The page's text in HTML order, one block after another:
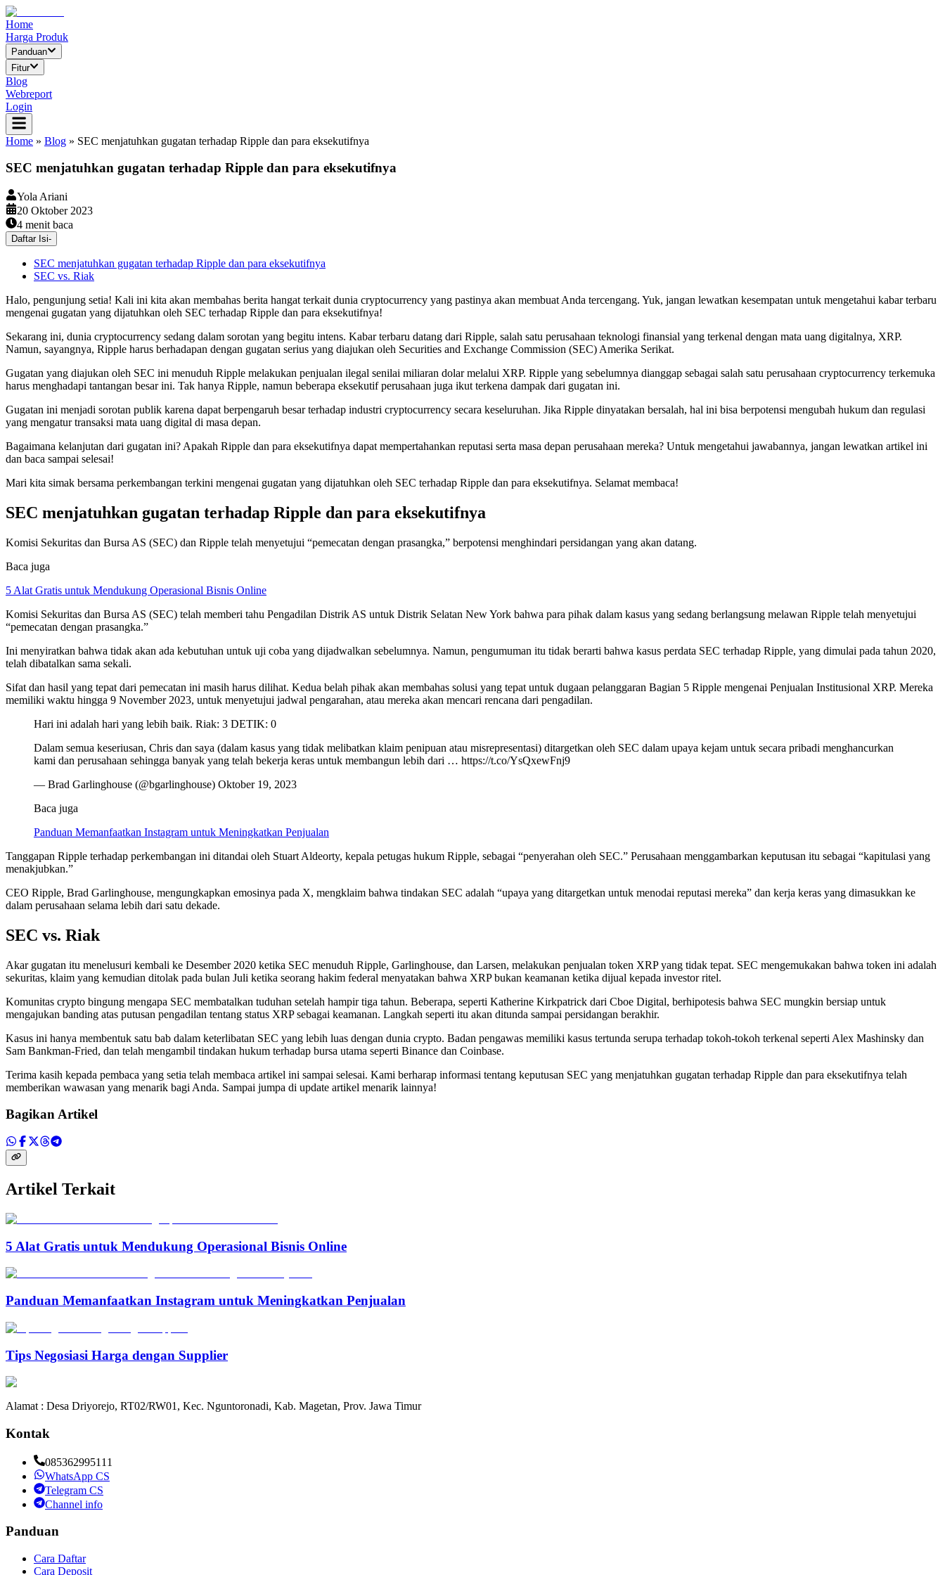
Home
Harga Produk
Panduan
Fitur
Blog
Webreport
Login
Home » Blog » SEC menjatuhkan gugatan terhadap Ripple dan para eksekutifnya
SEC menjatuhkan gugatan terhadap Ripple dan para eksekutifnya
Yola Ariani
20 Oktober 2023
4 menit baca
Daftar Isi-
SEC menjatuhkan gugatan terhadap Ripple dan para eksekutifnya
SEC vs. Riak
Halo, pengunjung setia! Kali ini kita akan membahas berita hangat terkait dunia cryptocurrency yang pastinya akan membuat Anda tercengang. Yuk, jangan lewatkan kesempatan untuk mengetahui kabar terbaru
mengenai gugatan yang dijatuhkan oleh SEC terhadap Ripple dan para eksekutifnya!
Sekarang ini, dunia cryptocurrency sedang dalam sorotan yang begitu intens. Kabar terbaru datang dari Ripple, salah satu perusahaan teknologi finansial yang terkenal dengan mata uang digitalnya, XRP.
Namun, sayangnya, Ripple harus berhadapan dengan gugatan serius yang diajukan oleh Securities and Exchange Commission (SEC) Amerika Serikat.
Gugatan yang diajukan oleh SEC ini menuduh Ripple melakukan penjualan ilegal senilai miliaran dolar melalui XRP. Ripple yang sebelumnya dianggap sebagai salah satu perusahaan cryptocurrency terkemuka
harus menghadapi tantangan besar ini. Tak hanya Ripple, namun beberapa eksekutif perusahaan juga ikut terkena dampak dari gugatan ini.
Gugatan ini menjadi sorotan publik karena dapat berpengaruh besar terhadap industri cryptocurrency secara keseluruhan. Jika Ripple dinyatakan bersalah, hal ini bisa berpotensi mengubah hukum dan regulasi
yang mengatur transaksi mata uang digital di masa depan.
Bagaimana kelanjutan dari gugatan ini? Apakah Ripple dan para eksekutifnya dapat mempertahankan reputasi serta masa depan perusahaan mereka? Untuk mengetahui jawabannya, jangan lewatkan artikel ini
dan baca sampai selesai!
Mari kita simak bersama perkembangan terkini mengenai gugatan yang dijatuhkan oleh SEC terhadap Ripple dan para eksekutifnya. Selamat membaca!
SEC menjatuhkan gugatan terhadap Ripple dan para eksekutifnya
Komisi Sekuritas dan Bursa AS (SEC) dan Ripple telah menyetujui “pemecatan dengan prasangka,” berpotensi menghindari persidangan yang akan datang.
Baca juga
5 Alat Gratis untuk Mendukung Operasional Bisnis Online
Komisi Sekuritas dan Bursa AS (SEC) telah memberi tahu Pengadilan Distrik AS untuk Distrik Selatan New York bahwa para pihak dalam kasus yang sedang berlangsung melawan Ripple telah menyetujui
“pemecatan dengan prasangka.”
Ini menyiratkan bahwa tidak akan ada kebutuhan untuk uji coba yang dijadwalkan sebelumnya. Namun, pengumuman itu tidak berarti bahwa kasus perdata SEC terhadap Ripple, yang dimulai pada tahun 2020,
telah dibatalkan sama sekali.
Sifat dan hasil yang tepat dari pemecatan ini masih harus dilihat. Kedua belah pihak akan membahas solusi yang tepat untuk dugaan pelanggaran Bagian 5 Ripple mengenai Penjualan Institusional XRP. Mereka
memiliki waktu hingga 9 November 2023, untuk menyetujui jadwal pengarahan, atau mereka akan mencari rencana dari pengadilan.
Hari ini adalah hari yang lebih baik. Riak: 3 DETIK: 0
Dalam semua keseriusan, Chris dan saya (dalam kasus yang tidak melibatkan klaim penipuan atau misrepresentasi) ditargetkan oleh SEC dalam upaya kejam untuk secara pribadi menghancurkan
kami dan perusahaan sehingga banyak yang telah bekerja keras untuk membangun lebih dari … https://t.co/YsQxewFnj9
— Brad Garlinghouse (@bgarlinghouse) Oktober 19, 2023
Baca juga
Panduan Memanfaatkan Instagram untuk Meningkatkan Penjualan
Tanggapan Ripple terhadap perkembangan ini ditandai oleh Stuart Aldeorty, kepala petugas hukum Ripple, sebagai “penyerahan oleh SEC.” Perusahaan menggambarkan keputusan itu sebagai “kapitulasi yang
menakjubkan.”
CEO Ripple, Brad Garlinghouse, mengungkapkan emosinya pada X, mengklaim bahwa tindakan SEC adalah “upaya yang ditargetkan untuk menodai reputasi mereka” dan kerja keras yang dimasukkan ke
dalam perusahaan selama lebih dari satu dekade.
SEC vs. Riak
Akar gugatan itu menelusuri kembali ke Desember 2020 ketika SEC menuduh Ripple, Garlinghouse, dan Larsen, melakukan penjualan token XRP yang tidak tepat. SEC mengemukakan bahwa token ini adalah
sekuritas, klaim yang kemudian ditolak pada bulan Juli ketika seorang hakim federal menyatakan bahwa XRP bukan keamanan ketika dijual kepada investor ritel.
Komunitas crypto bingung mengapa SEC membatalkan tuduhan setelah hampir tiga tahun. Beberapa, seperti Katherine Kirkpatrick dari Cboe Digital, berhipotesis bahwa SEC mungkin bersiap untuk
mengajukan banding atas putusan pengadilan tentang status XRP sebagai keamanan. Langkah seperti itu akan ditunda sampai persidangan berakhir.
Kasus ini hanya membentuk satu bab dalam keterlibatan SEC yang lebih luas dengan dunia crypto. Badan pengawas memiliki kasus tertunda serupa terhadap tokoh-tokoh terkenal seperti Alex Mashinsky dan
Sam Bankman-Fried, dan telah mengambil tindakan hukum terhadap bursa utama seperti Binance dan Coinbase.
Terima kasih kepada pembaca yang setia telah membaca artikel ini sampai selesai. Kami berharap informasi tentang keputusan SEC yang menjatuhkan gugatan terhadap Ripple dan para eksekutifnya telah
memberikan wawasan yang menarik bagi Anda. Sampai jumpa di update artikel menarik lainnya!
Bagikan Artikel
Artikel Terkait
5 Alat Gratis untuk Mendukung Operasional Bisnis Online
Panduan Memanfaatkan Instagram untuk Meningkatkan Penjualan
Tips Negosiasi Harga dengan Supplier
Alamat : Desa Driyorejo, RT02/RW01, Kec. Nguntoronadi, Kab. Magetan, Prov. Jawa Timur
Kontak
085362995111
WhatsApp CS
Telegram CS
Channel info
Panduan
Cara Daftar
Cara Deposit